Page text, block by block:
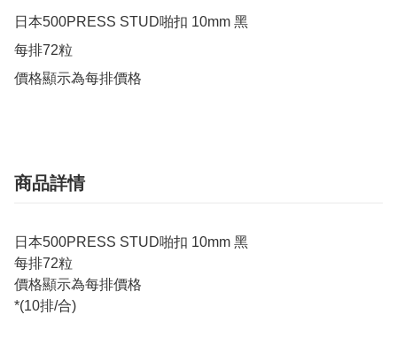
日本500PRESS STUD啪扣 10mm 黑
每排72粒
價格顯示為每排價格
商品詳情
日本500PRESS STUD啪扣 10mm 黑
每排72粒
價格顯示為每排價格
*(10排/合)